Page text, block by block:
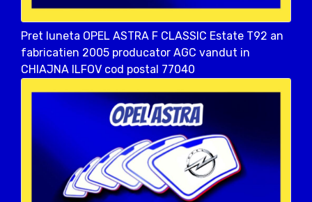
Pret luneta OPEL ASTRA F CLASSIC Estate T92 an
fabricatien 2005 producator AGC vandut in
CHIAJNA ILFOV cod postal 77040